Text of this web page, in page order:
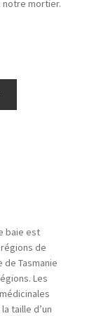
notre mortier.
baie est
de
de Tasmanie
Les
taille d’un